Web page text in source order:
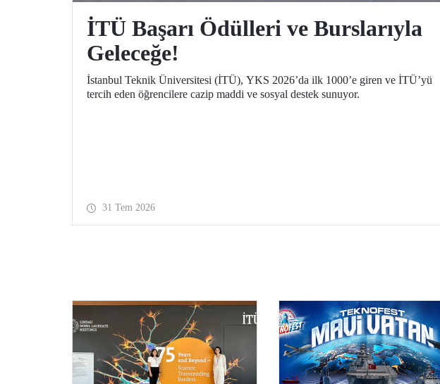
İTÜ Başarı Ödülleri ve Burslarıyla
Geleceğe!
İstanbul Teknik Üniversitesi (İTÜ), YKS 2026’da ilk 1000’e giren ve İTÜ’yü
tercih eden öğrencilere cazip maddi ve sosyal destek sunuyor.
31 Tem 2026